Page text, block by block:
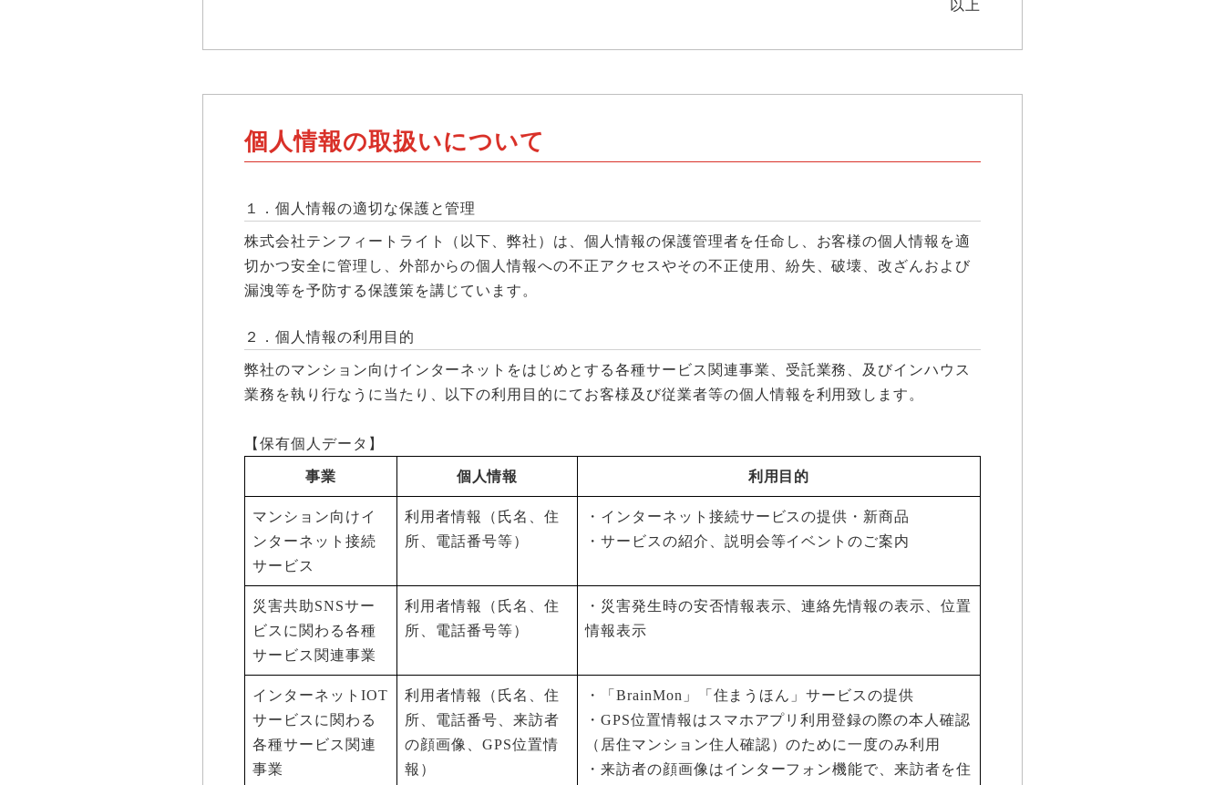
以上
個人情報の取扱いについて
１．個人情報の適切な保護と管理
株式会社テンフィートライト（以下、弊社）は、個人情報の保護管理者を任命し、お客様の個人情報を適
切かつ安全に管理し、外部からの個人情報への不正アクセスやその不正使用、紛失、破壊、改ざんおよび
漏洩等を予防する保護策を講じています。
２．個人情報の利用目的
弊社のマンション向けインターネットをはじめとする各種サービス関連事業、受託業務、及びインハウス
業務を執り行なうに当たり、以下の利用目的にてお客様及び従業者等の個人情報を利用致します。
【保有個人データ】
事業 個人情報 利用目的
マンション向けイ
ンターネット接続
サービス
利用者情報（氏名、住
所、電話番号等）
・インターネット接続サービスの提供・新商品
・サービスの紹介、説明会等イベントのご案内
災害共助SNSサー
ビスに関わる各種
サービス関連事業
利用者情報（氏名、住
所、電話番号等）
・災害発生時の安否情報表示、連絡先情報の表示、位置
情報表示
インターネットIOT
サービスに関わる
各種サービス関連
事業
利用者情報（氏名、住
所、電話番号、来訪者
の顔画像、GPS位置情
報）
・「BrainMon」「住まうほん」サービスの提供
・GPS位置情報はスマホアプリ利用登録の際の本人確認
（居住マンション住人確認）のために一度のみ利用
・来訪者の顔画像はインターフォン機能で、来訪者を住